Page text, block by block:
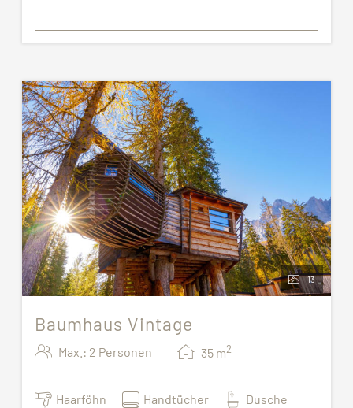
13
Baumhaus Vintage
Max.: 2 Personen 35 m2
Haarföhn Handtücher
Dusche